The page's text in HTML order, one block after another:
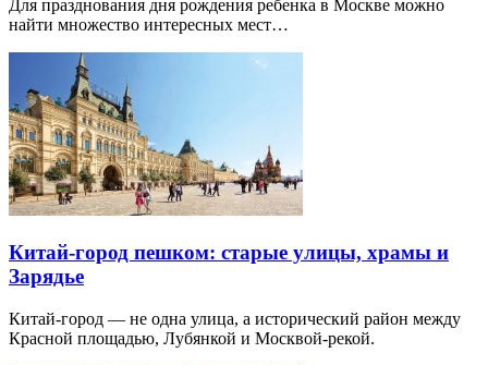
Для празднования дня рождения ребенка в Москве можно
найти множество интересных мест…
Китай-город пешком: старые улицы, храмы и
Зарядье
Китай-город — не одна улица, а исторический район между
Красной площадью, Лубянкой и Москвой-рекой.